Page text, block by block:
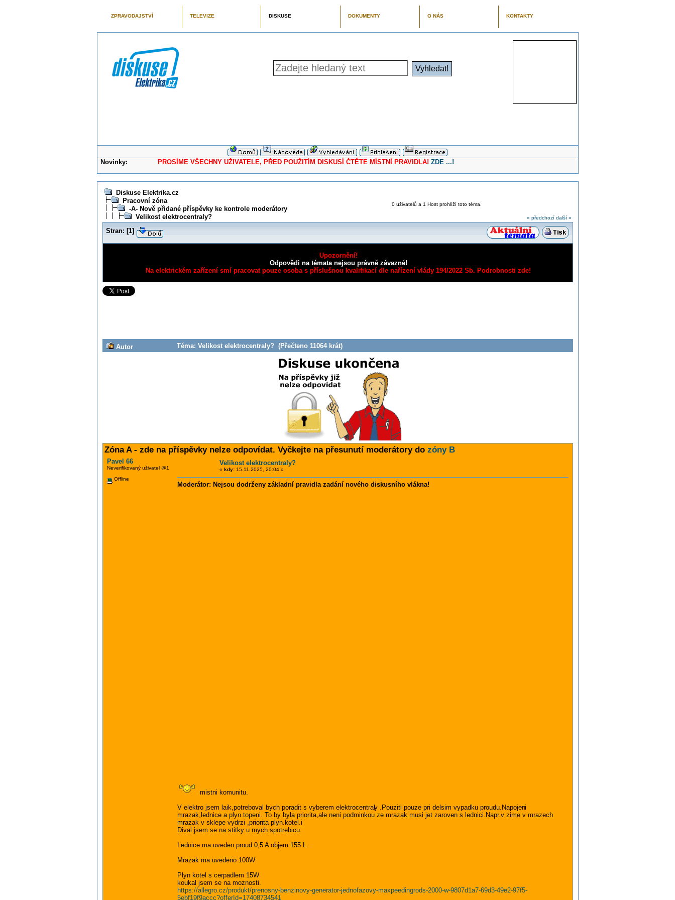
ZPRAVODAJSTVÍ TELEVIZE DISKUSE DOKUMENTY O NÁS KONTAKTY
Novinky: PROSÍME VŠECHNY UŽIVATELE, PŘED POUŽITÍM DISKUSÍ ČTĚTE MÍSTNÍ PRAVIDLA! ZDE ...!
Diskuse Elektrika.cz
Pracovní zóna
-A- Nově přidané příspěvky ke kontrole moderátory
Velikost elektrocentraly?
0 uživatelů a 1 Host prohlíží toto téma.
« předchozí další »
Stran: [1]
Upozornění!
Odpovědi na témata nejsou právně závazné!
Na elektrickém zařízení smí pracovat pouze osoba s příslušnou kvalifikací dle nařízení vlády 194/2022 Sb. Podrobnosti zde!
Autor Téma: Velikost elektrocentraly? (Přečteno 11064 krát)
Zóna A - zde na příspěvky nelze odpovídat. Vyčkejte na přesunutí moderátory do zóny B
Pavel 66
Neverifikovaný uživatel @1
Offline
Velikost elektrocentraly?
« kdy:15.11.2025, 20:04 »
Moderátor: Nejsou dodrženy základní pravidla zadání nového diskusního vlákna!
mistni komunitu.
V elektro jsem laik,potreboval bych poradit s vyberem elektrocentraly .Pouziti pouze pri delsim vypadku proudu.Napojeni
mrazak,lednice a plyn.topeni. To by byla priorita,ale neni podminkou ze mrazak musi jet zaroven s lednici.Napr.v zime v mrazech
mrazak v sklepe vydrzi ,priorita plyn.kotel.i
Dival jsem se na stitky u mych spotrebicu.
Lednice ma uveden proud 0,5 A objem 155 L
Mrazak ma uvedeno 100W
Plyn kotel s cerpadlem 15W
koukal jsem se na moznosti.
https://allegro.cz/produkt/prenosny-benzinovy-generator-jednofazovy-maxpeedingrods-2000-w-9807d1a7-69d3-49e2-97f5-
5ebf19f9accc?offerId=17408734541